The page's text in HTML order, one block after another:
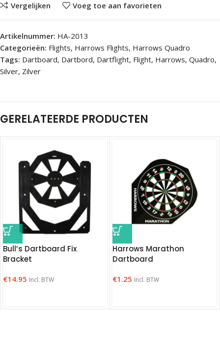
Vergelijken Voeg toe aan favorieten
Artikelnummer: HA-2013
Categorieën: Flights, Harrows Flights, Harrows Quadro
Tags: Dartboard, Dartbord, Dartflight, Flight, Harrows, Quadro,
Silver, Zilver
GERELATEERDE PRODUCTEN
Bull’s Dartboard Fix
Bracket
€14.95 Incl. BTW
Harrows Marathon
Dartboard
€1.25 Incl. BTW